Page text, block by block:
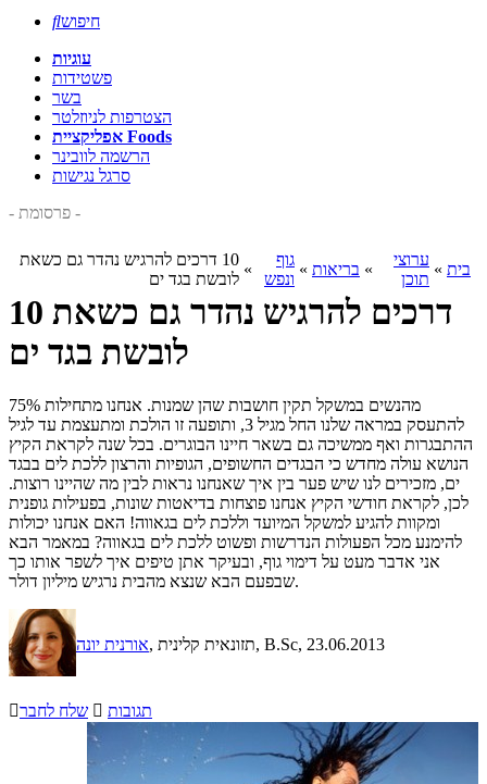
חיפוש
עוגיות
פשטידות
בשר
הצטרפות לניוזלטר
אפליקציית Foods
הרשמה לוובינר
סרגל נגישות
- פרסומת -
בית »
ערוצי
תוכן
» בריאות »
גוף
ונפש
»
10 דרכים להרגיש נהדר גם כשאת
לובשת בגד ים
10 דרכים להרגיש נהדר גם כשאת
לובשת בגד ים
75% מהנשים במשקל תקין חושבות שהן שמנות. אנחנו מתחילות
להתעסק במראה שלנו החל מגיל 3, ותופעה זו הולכת ומתעצמת עד לגיל
ההתבגרות ואף ממשיכה גם בשאר חיינו הבוגרים. בכל שנה לקראת הקיץ
הנושא עולה מחדש כי הבגדים החשופים, הגופיות והרצון ללכת לים בבגד
ים, מזכירים לנו שיש פער בין איך שאנחנו נראות לבין מה שהיינו רוצות.
לכן, לקראת חודשי הקיץ אנחנו פוצחות בדיאטות שונות, בפעילות גופנית
ומקוות להגיע למשקל המיועד וללכת לים בגאווה! האם אנחנו יכולות
להימנע מכל הפעולות הנדרשות ופשוט ללכת לים בגאווה? במאמר הבא
אני אדבר מעט על דימוי גוף, ובעיקר אתן טיפים איך לשפר אותו כך
שבפעם הבא שנצא מהבית נרגיש מיליון דולר.
אורנית יונה , תזונאית קלינית, B.Sc, 23.06.2013
שלח לחבר  תגובות